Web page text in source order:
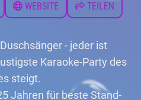
WEBSITE TEILEN
- jeder ist
Karaoke-Party des
steigt.
Jahren für beste Stand-